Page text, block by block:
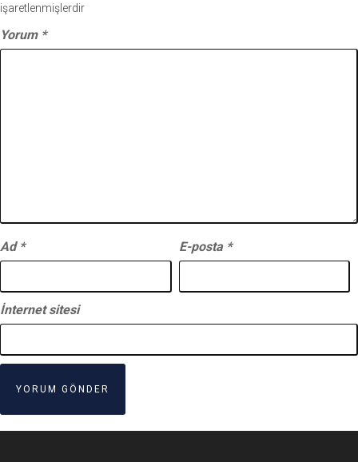
işaretlenmişlerdir
Yorum *
Ad * E-posta *
İnternet sitesi